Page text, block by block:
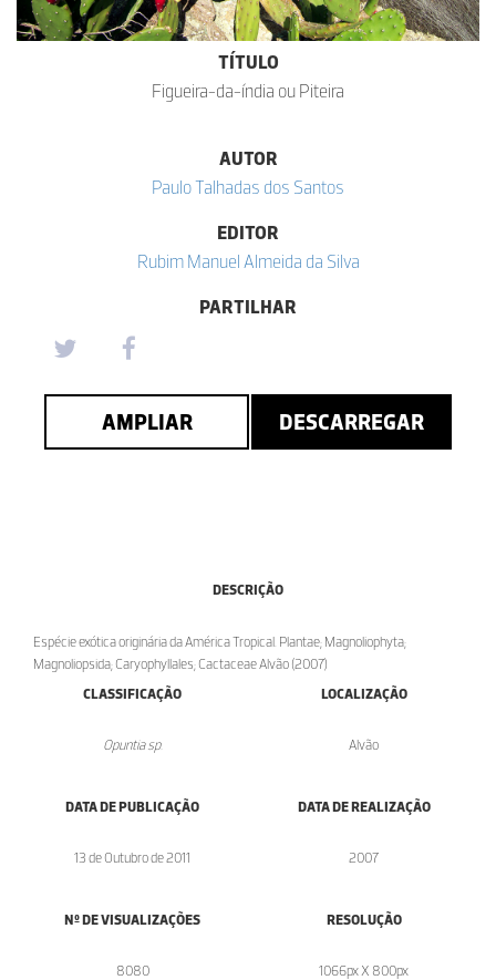
TÍTULO
Figueira-da-índia ou Piteira
AUTOR
Paulo Talhadas dos Santos
EDITOR
Rubim Manuel Almeida da Silva
PARTILHAR
AMPLIAR DESCARREGAR
DESCRIÇÃO
Espécie exótica originária da América Tropical. Plantae; Magnoliophyta;
Magnoliopsida; Caryophyllales; Cactaceae Alvão (2007)
CLASSIFICAÇÃO
Opuntia sp.
LOCALIZAÇÃO
Alvão
DATA DE PUBLICAÇÃO
13 de Outubro de 2011
DATA DE REALIZAÇÃO
2007
Nº DE VISUALIZAÇÕES
8080
RESOLUÇÃO
1066px X 800px